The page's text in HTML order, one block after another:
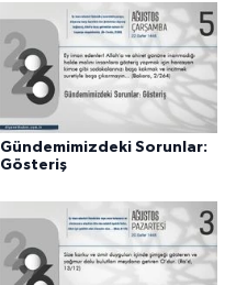
Gündemimizdeki Sorunlar:
Gösteriş